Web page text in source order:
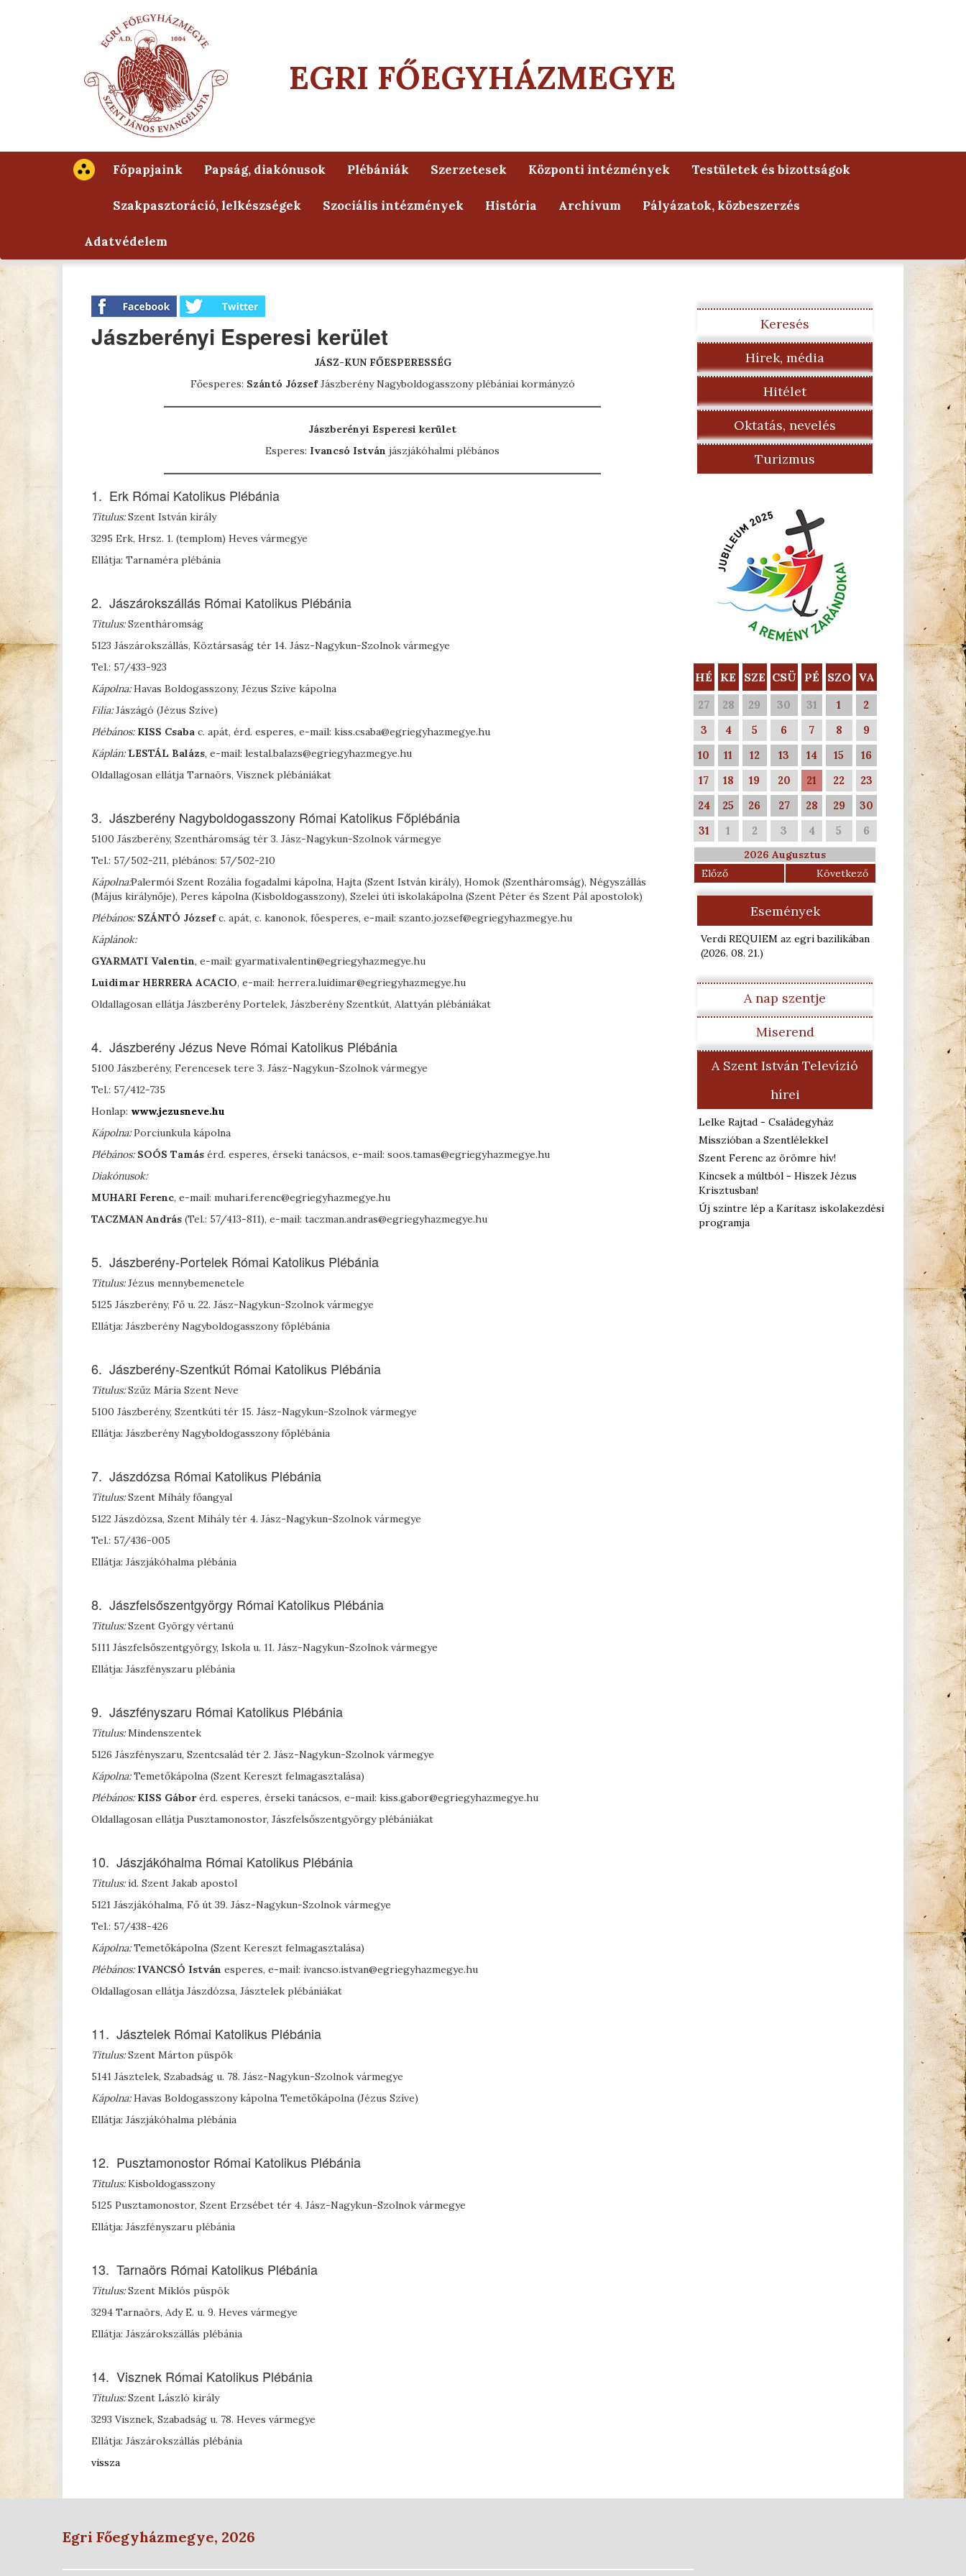
EGRI FŐEGYHÁZMEGYE
Főpapjaink Papság, diakónusok Plébániák Szerzetesek Központi intézmények Testületek és bizottságok
Szakpasztoráció, lelkészségek Szociális intézmények História Archívum Pályázatok, közbeszerzés
Adatvédelem
Jászberényi Esperesi kerület
JÁSZ-KUN FŐESPERESSÉG
Főesperes: Szántó József Jászberény Nagyboldogasszony plébániai kormányzó
Jászberényi Esperesi kerület
Esperes: Ivancsó István jászjákóhalmi plébános
1. Erk Római Katolikus Plébánia
Titulus:Szent István király
3295 Erk, Hrsz. 1. (templom) Heves vármegye
Ellátja: Tarnaméra plébánia
2. Jászárokszállás Római Katolikus Plébánia
Titulus: Szentháromság
5123 Jászárokszállás, Köztársaság tér 14. Jász-Nagykun-Szolnok vármegye
Tel.: 57/433-923
Kápolna:Havas Boldogasszony, Jézus Szíve kápolna
Filia:Jászágó (Jézus Szíve)
Plébános: KISS Csaba c. apát, érd. esperes, e-mail: kiss.csaba@egriegyhazmegye.hu
Káplán: LESTÁL Balázs, e-mail: lestal.balazs@egriegyhazmegye.hu
Oldallagosan ellátja Tarnaörs, Visznek plébániákat
3. Jászberény Nagyboldogasszony Római Katolikus Főplébánia
5100 Jászberény, Szentháromság tér 3. Jász-Nagykun-Szolnok vármegye
Tel.: 57/502-211, plébános: 57/502-210
Kápolna:Palermói Szent Rozália fogadalmi kápolna, Hajta (Szent István király), Homok (Szentháromság), Négyszállás
(Május királynője), Peres kápolna (Kisboldogasszony), Szelei úti iskolakápolna (Szent Péter és Szent Pál apostolok)
Plébános: SZÁNTÓ Józsefc. apát, c. kanonok, főesperes, e-mail: szanto.jozsef@egriegyhazmegye.hu
Káplánok:
GYARMATI Valentin, e-mail: gyarmati.valentin@egriegyhazmegye.hu
Luidimar HERRERA ACACIO, e-mail: herrera.luidimar@egriegyhazmegye.hu
Oldallagosan ellátja Jászberény Portelek, Jászberény Szentkút, Alattyán plébániákat
4. Jászberény Jézus Neve Római Katolikus Plébánia
5100 Jászberény, Ferencesek tere 3. Jász-Nagykun-Szolnok vármegye
Tel.: 57/412-735
Honlap: www.jezusneve.hu
Kápolna:Porciunkula kápolna
Plébános: SOÓS Tamás érd. esperes, érseki tanácsos, e-mail: soos.tamas@egriegyhazmegye.hu
Diakónusok:
MUHARI Ferenc, e-mail: muhari.ferenc@egriegyhazmegye.hu
TACZMAN András (Tel.: 57/413-811), e-mail: taczman.andras@egriegyhazmegye.hu
5. Jászberény-Portelek Római Katolikus Plébánia
Titulus:Jézus mennybemenetele
5125 Jászberény, Fő u. 22. Jász-Nagykun-Szolnok vármegye
Ellátja: Jászberény Nagyboldogasszony főplébánia
6. Jászberény-Szentkút Római Katolikus Plébánia
Titulus:Szűz Mária Szent Neve
5100 Jászberény, Szentkúti tér 15. Jász-Nagykun-Szolnok vármegye
Ellátja: Jászberény Nagyboldogasszony főplébánia
7. Jászdózsa Római Katolikus Plébánia
Titulus:Szent Mihály főangyal
5122 Jászdózsa, Szent Mihály tér 4. Jász-Nagykun-Szolnok vármegye
Tel.: 57/436-005
Ellátja: Jászjákóhalma plébánia
8. Jászfelsőszentgyörgy Római Katolikus Plébánia
Titulus:Szent György vértanú
5111 Jászfelsőszentgyörgy, Iskola u. 11. Jász-Nagykun-Szolnok vármegye
Ellátja: Jászfényszaru plébánia
9. Jászfényszaru Római Katolikus Plébánia
Titulus: Mindenszentek
5126 Jászfényszaru, Szentcsalád tér 2. Jász-Nagykun-Szolnok vármegye
Kápolna:Temetőkápolna (Szent Kereszt felmagasztalása)
Plébános: KISS Gáborérd. esperes, érseki tanácsos, e-mail: kiss.gabor@egriegyhazmegye.hu
Oldallagosan ellátja Pusztamonostor, Jászfelsőszentgyörgy plébániákat
10. Jászjákóhalma Római Katolikus Plébánia
Titulus: id. Szent Jakab apostol
5121 Jászjákóhalma, Fő út 39. Jász-Nagykun-Szolnok vármegye
Tel.: 57/438-426
Kápolna:Temetőkápolna (Szent Kereszt felmagasztalása)
Plébános: IVANCSÓ István esperes, e-mail: ivancso.istvan@egriegyhazmegye.hu
Oldallagosan ellátja Jászdózsa, Jásztelek plébániákat
11. Jásztelek Római Katolikus Plébánia
Titulus:Szent Márton püspök
5141 Jásztelek, Szabadság u. 78. Jász-Nagykun-Szolnok vármegye
Kápolna:Havas Boldogasszony kápolna Temetőkápolna (Jézus Szíve)
Ellátja: Jászjákóhalma plébánia
12. Pusztamonostor Római Katolikus Plébánia
Titulus: Kisboldogasszony
5125 Pusztamonostor, Szent Erzsébet tér 4. Jász-Nagykun-Szolnok vármegye
Ellátja: Jászfényszaru plébánia
13. Tarnaörs Római Katolikus Plébánia
Titulus:Szent Miklós püspök
3294 Tarnaörs, Ady E. u. 9. Heves vármegye
Ellátja: Jászárokszállás plébánia
14. Visznek Római Katolikus Plébánia
Titulus:Szent László király
3293 Visznek, Szabadság u. 78. Heves vármegye
Ellátja: Jászárokszállás plébánia
vissza
Keresés
Hírek, média
Hitélet
Oktatás, nevelés
Turizmus
HÉ KE SZE CSÜ PÉ SZO VA
27 28 29 30 31 1
2
3
4 5 6 7 8
9
10
11 12 13 14 15
16
17
18 19 20 21 22
23
24
25 26 27 28 29
30
31
1 2 3 4 5 6
2026 Augusztus
Előző
Következő
Események
Verdi REQUIEM az egri bazilikában
(2026. 08. 21.)
A nap szentje
Miserend
A Szent István Televízió
hírei
Lelke Rajtad - Családegyház
Misszióban a Szentlélekkel
Szent Ferenc az örömre hív!
Kincsek a múltból - Hiszek Jézus
Krisztusban!
Új szintre lép a Karitasz iskolakezdési
programja
Egri Főegyházmegye, 2026